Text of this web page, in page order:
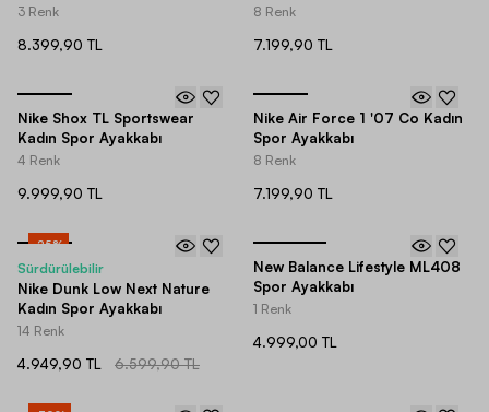
3 Renk
8.399,90 TL
8 Renk
7.199,90 TL
Nike Shox TL Sportswear
Kadın Spor Ayakkabı
4 Renk
9.999,90 TL
Nike Air Force 1 '07 Co Kadın
Spor Ayakkabı
8 Renk
7.199,90 TL
-25%
Sürdürülebilir
Nike Dunk Low Next Nature
Kadın Spor Ayakkabı
14 Renk
4.949,90 TL 6.599,90 TL
New Balance Lifestyle ML408
Spor Ayakkabı
1 Renk
4.999,00 TL